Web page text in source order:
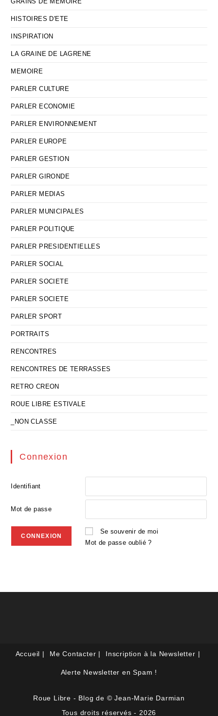
HISTOIRES D'ETE
INSPIRATION
LA GRAINE DE LAGRENE
MEMOIRE
PARLER CULTURE
PARLER ECONOMIE
PARLER ENVIRONNEMENT
PARLER EUROPE
PARLER GESTION
PARLER GIRONDE
PARLER MEDIAS
PARLER MUNICIPALES
PARLER POLITIQUE
PARLER PRESIDENTIELLES
PARLER SOCIAL
PARLER SOCIETE
PARLER SOCIETE
PARLER SPORT
PORTRAITS
RENCONTRES
RENCONTRES DE TERRASSES
RETRO CREON
ROUE LIBRE ESTIVALE
_NON CLASSE
Connexion
Identifiant
Mot de passe
Se souvenir de moi
Mot de passe oublié ?
Accueil Me Contacter Inscription à la Newsletter
Alerte Newsletter en Spam !
Roue Libre - Blog de © Jean-Marie Darmian
Tous droits réservés - 2026